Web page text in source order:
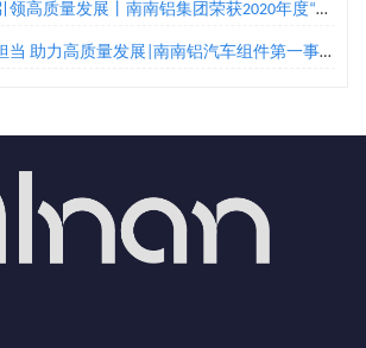
南南铝集团荣获2020年度“广西高新技术企业百强”、“广西创新能力企业10强”称号两项荣誉
发展|南南铝汽车组件第一事业部家电组件工程部把手机加二班荣获“广西工人先锋号”殊荣